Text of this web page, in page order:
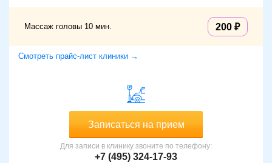
Массаж головы 10 мин. 200
Смотреть прайс-лист клиники →
Записаться на прием
Для записи в клинику звоните по телефону:
+7 (495) 324-17-93